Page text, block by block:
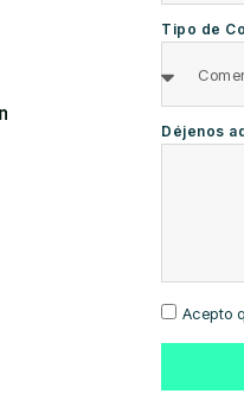
Tipo de
Déjenos
Acepto